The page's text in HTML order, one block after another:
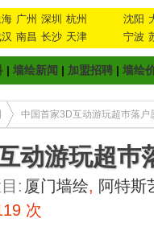
广州 深圳 杭州
南昌 长沙 天津
沈阳
宁波
| 墙绘新闻 | 加盟招聘 | 墙绘
中国首家3D互动游玩超巿落户
动游玩超巿
: 厦门墙绘, 阿特斯
次